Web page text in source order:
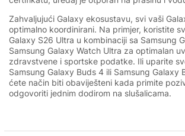
Zahvaljujući Galaxy ekosustavu, svi vaši
optimalno koordinirani. Na primjer, koristite
Galaxy S26 Ultra u kombinaciji sa Samsung
Samsung Galaxy Watch Ultra za optimalan
zdravstvene i sportske podatke. Ili uparite
Samsung Galaxy Buds 4 ili Samsung Galaxy
ćete način biti obaviješteni kada primite
odgovoriti jednim dodirom na slušalicama.